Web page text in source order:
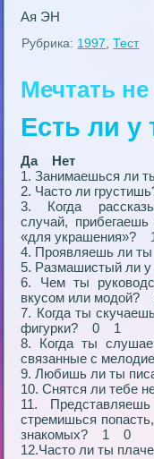
Ая ЭН
Рубрика: 1997,Тест
Мечтать
Есть ли у
Да Нет
1. Занимаешься ли
2. Часто ли
3. Когда
случай,
«для
4. Проявляешь ли
5. Размашистый ли
6. Чем ты
вкусом или
7. Когда ты
фигурки? 0 1
8. Когда ты
связанные с
9. Любишь ли ты
10. Снятся ли
11.
стремишься
знакомых? 1 0
12.Часто ли ты